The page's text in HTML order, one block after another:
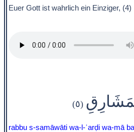
Euer Gott ist wahrlich ein Einziger, (4)
(٥)
rabbu s-samāwāti wa-l-ʾarḍi wa-mā